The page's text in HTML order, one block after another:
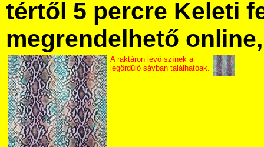
tértől 5 percre Keleti
megrendelhető
A raktáron lévő színek a
legördülő sávban találhatóak.